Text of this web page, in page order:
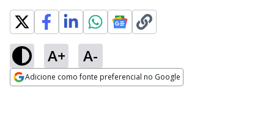
A+ A-
Adicione como fonte preferencial no Google